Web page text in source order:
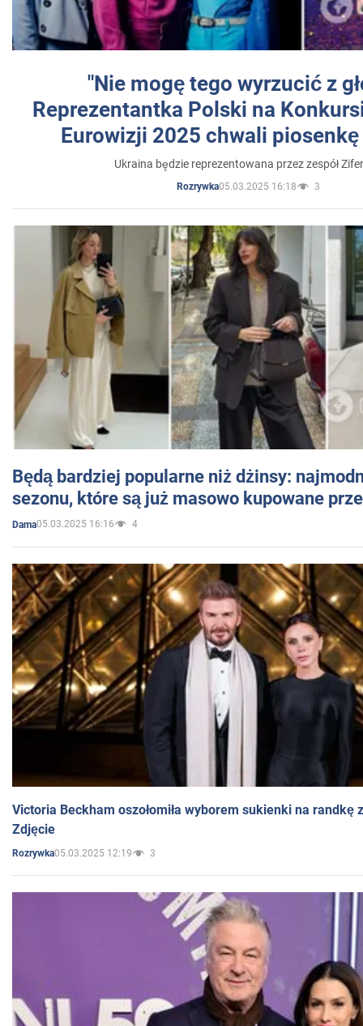
"Nie mogę tego wyrzucić z
Reprezentantka Polski na
Eurowizji 2025 chwali
Ukraina będzie reprezentowana przez zespół
Rozrywka05.03.2025 16:18 3
Będą bardziej popularne niż dżinsy:
sezonu, które są już masowo kupowane
Dama05.03.2025 16:16 4
Victoria Beckham oszołomiła wyborem sukienki na randkę
Zdjęcie
Rozrywka05.03.2025 12:19 3